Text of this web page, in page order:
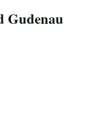
Gudenau